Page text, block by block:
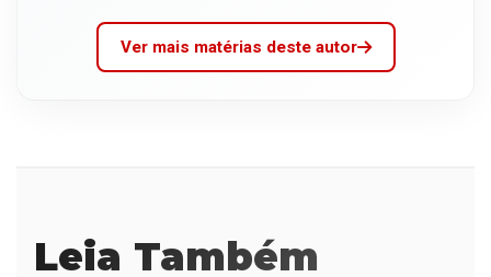
Ver mais matérias deste autor
Leia Também